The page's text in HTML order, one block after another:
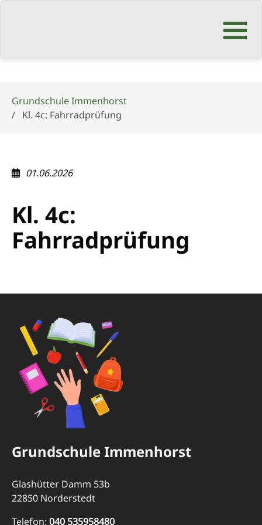
Navigation
Grundschule Immenhorst
Kl. 4c: Fahrradprüfung
01.06.2026
Kl. 4c:
Fahrradprüfung
Grundschule Immenhorst
Glashütter Damm 53b
22850 Norderstedt
Telefon: 040 535958480